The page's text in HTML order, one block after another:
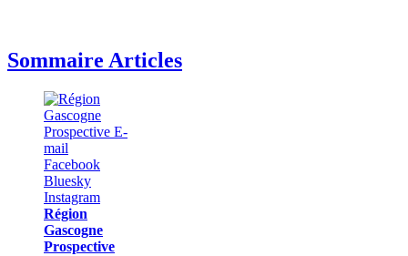
Sommaire Articles
Région
Gascogne
Prospective